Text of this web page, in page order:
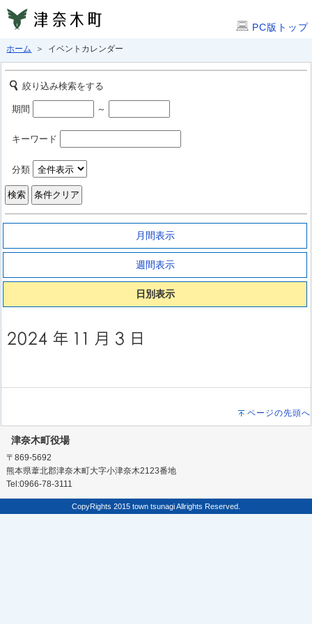
PC版トップ
ホーム ＞ イベントカレンダー
絞り込み検索をする
期間 ～
キーワード
分類
月間表示
週間表示
日別表示
ページの先頭へ
津奈木町役場
〒869-5692
熊本県葦北郡津奈木町大字小津奈木2123番地
Tel:0966-78-3111
CopyRights 2015 town tsunagi Allrights Reserved.